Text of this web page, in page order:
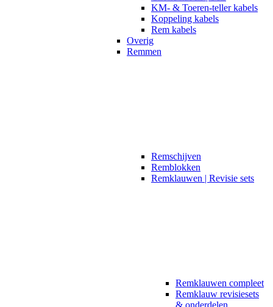
KM- & Toeren-teller kabels
Koppeling kabels
Rem kabels
Overig
Remmen
Remschijven
Remblokken
Remklauwen | Revisie sets
Remklauwen compleet
Remklauw revisiesets
& onderdelen